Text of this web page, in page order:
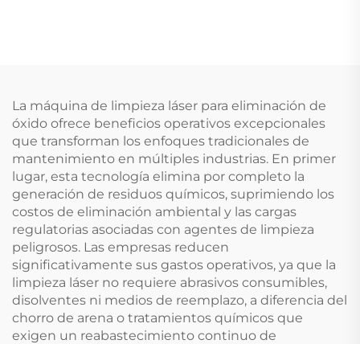
La máquina de limpieza láser para eliminación de
óxido ofrece beneficios operativos excepcionales
que transforman los enfoques tradicionales de
mantenimiento en múltiples industrias. En primer
lugar, esta tecnología elimina por completo la
generación de residuos químicos, suprimiendo los
costos de eliminación ambiental y las cargas
regulatorias asociadas con agentes de limpieza
peligrosos. Las empresas reducen
significativamente sus gastos operativos, ya que la
limpieza láser no requiere abrasivos consumibles,
disolventes ni medios de reemplazo, a diferencia del
chorro de arena o tratamientos químicos que
exigen un reabastecimiento continuo de